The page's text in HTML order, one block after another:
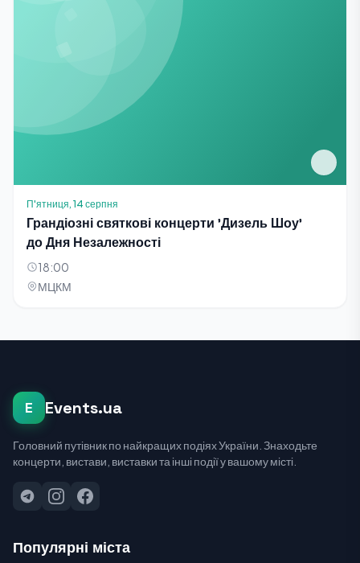
П'ятниця, 14 серпня
Грандіозні святкові концерти 'Дизель Шоу'
до Дня Незалежності
18:00
МЦКМ
E Events.ua
Головний путівник по найкращих подіях України. Знаходьте
концерти, вистави, виставки та інші події у вашому місті.
Популярні міста